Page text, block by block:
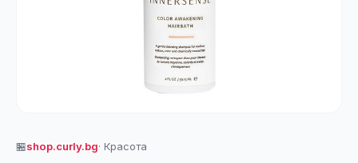
🏪shop.curly.bg· Красота